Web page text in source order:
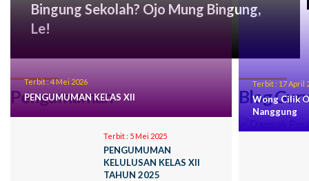
Bingung Sekolah? Ojo Mung Bingung,
Le!
Pengumuman
Terbit :4 Mei 2026
PENGUMUMAN KELAS XII
Terbit : 5 Mei 2025
PENGUMUMAN
KELULUSAN KELAS XII
TAHUN 2025
Blog
Terbit : 17 April
Wong Cilik
Nanggung